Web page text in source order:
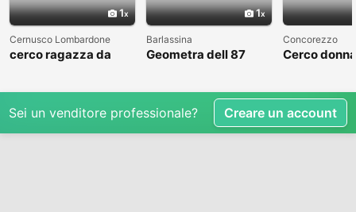
1
Cernusco Lombardone
cerco ragazza da
1
Barlassina
Geometra dell 87
Concorezzo
Cerco
Sei un venditore professionale? Creare un account